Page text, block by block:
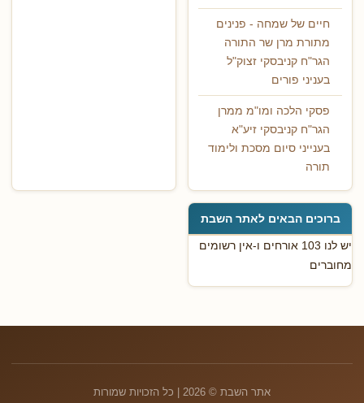
חיים של שמחה - פנינים
מתורת מרן שר התורה
הגר"ח קניבסקי זצוק"ל
בעניני פורים
פסקי הלכה ומו"מ ממרן
הגר"ח קניבסקי זיע"א
בענייני סיום מסכת ולימוד
תורה
ברוכים הבאים לאתר השבת
יש לנו 103 אורחים ו-אין רשומים
מחוברים
אתר השבת © 2026 | כל הזכויות שמורות